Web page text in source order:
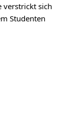
verstrickt sich
Studenten